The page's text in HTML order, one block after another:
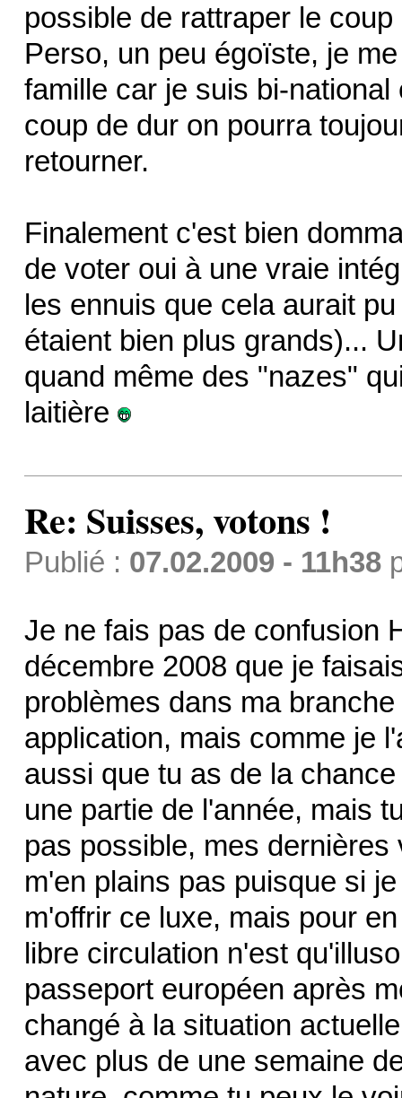
possible de rattraper le
Perso, un peu égoïste, je
famille car je suis bi-
coup de dur on pourra
retourner.
Finalement c'est bien
de voter oui à une vraie
les ennuis que cela aurait
étaient bien plus grands)...
quand même des "nazes"
laitière
Re: Suisses, votons !
Publié : 07.02.2009 - 11h38
Je ne fais pas de confusion
décembre 2008 que je
problèmes dans ma
application, mais comme je
aussi que tu as de la
une partie de l'année, mais
pas possible, mes
m'en plains pas puisque si
m'offrir ce luxe, mais pour
libre circulation n'est
passeport européen après
changé à la situation
avec plus de une semaine